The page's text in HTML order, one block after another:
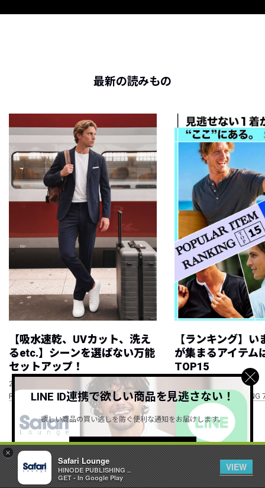
×
Safari Lounge
HINODE PUBLISHING ..
GET - In Google Play
VIEW
最新の読みもの
【吸水速乾、UVカット、洗え
るetc.】シーンを選ばない万能
セットアップ！
2026.08.07
RECOMMEND ITEM vol.334
【ランキング】
が集まるアイテム
TOP15
POPULAR ITEM
すべて見る
LINE ID連携で欲しい商品を見逃さない！
欲しい商品の買い逃しを防ぐ便利な通知をお届けします。
詳しくはこちら ＞